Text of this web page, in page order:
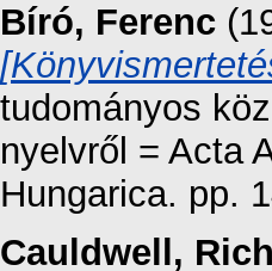
Bíró, Ferenc
tudományos
nyelvről = Acta
Hungarica. pp.
Cauldwell,